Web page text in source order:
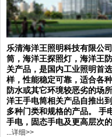
乐清海洋王照明科技有限公
筒，海洋王探照灯，海洋王
关产品，是国内工业照明首
样，性能稳定可靠，适合各
防水或其它环境较恶劣的场
洋王手电筒相关产品自推出
多种门类和规格的产品。 手
手电，固态手电及更高层次
详细>>